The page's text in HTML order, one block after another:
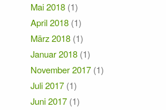
Mai 2018 (1)
April 2018 (1)
März 2018 (1)
Januar 2018 (1)
November 2017 (1)
Juli 2017 (1)
Juni 2017 (1)